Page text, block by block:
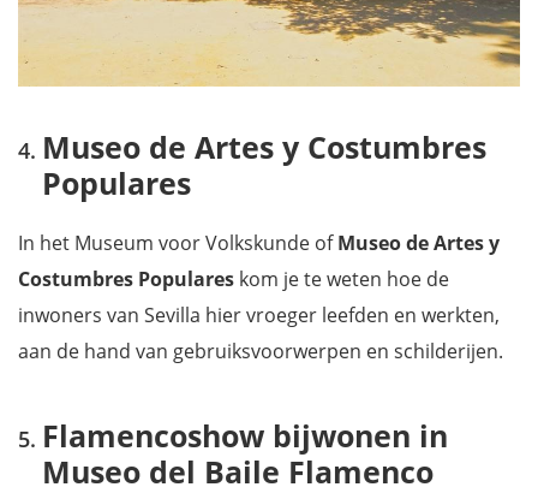
Museo de Artes y Costumbres
Populares
In het Museum voor Volkskunde ofMuseo de Artes y
Costumbres Populares kom je te weten hoe de
inwoners van Sevilla hier vroeger leefden en werkten,
aan de hand van gebruiksvoorwerpen en schilderijen.
Flamencoshow bijwonen in
Museo del Baile Flamenco